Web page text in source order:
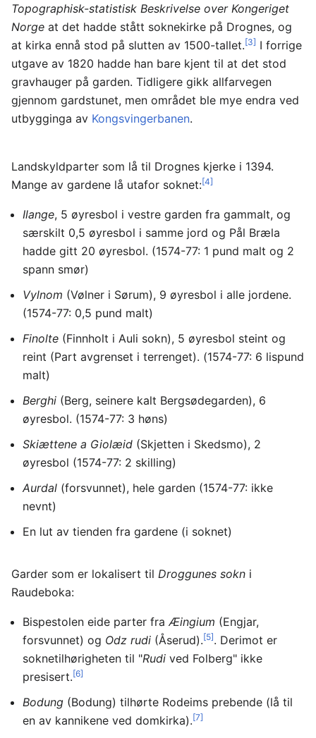
Topographisk-statistisk Beskrivelse over Kongeriget
Norge at det hadde stått soknekirke på Drognes, og
at kirka ennå stod på slutten av 1500-tallet.[3] I forrige
utgave av 1820 hadde han bare kjent til at det stod
gravhauger på garden. Tidligere gikk allfarvegen
gjennom gardstunet, men området ble mye endra ved
utbygginga av Kongsvingerbanen.
Landskyldparter som lå til Drognes kjerke i 1394.
Mange av gardene lå utafor soknet:[4]
Ilange, 5 øyresbol i vestre garden fra gammalt, og
særskilt 0,5 øyresbol i samme jord og Pål Bræla
hadde gitt 20 øyresbol. (1574-77: 1 pund malt og 2
spann smør)
Vylnom (Vølner i Sørum), 9 øyresbol i alle jordene.
(1574-77: 0,5 pund malt)
Finolte (Finnholt i Auli sokn), 5 øyresbol steint og
reint (Part avgrenset i terrenget). (1574-77: 6 lispund
malt)
Berghi (Berg, seinere kalt Bergsødegarden), 6
øyresbol. (1574-77: 3 høns)
Skiættene a Giolæid (Skjetten i Skedsmo), 2
øyresbol (1574-77: 2 skilling)
Aurdal (forsvunnet), hele garden (1574-77: ikke
nevnt)
En lut av tienden fra gardene (i soknet)
Garder som er lokalisert til Droggunes sokn i
Raudeboka:
Bispestolen eide parter fra Æingium (Engjar,
forsvunnet) og Odz rudi (Åserud).[5]. Derimot er
soknetilhørigheten til "Rudi ved Folberg" ikke
presisert.[6]
Bodung (Bodung) tilhørte Rodeims prebende (lå til
en av kannikene ved domkirka).[7]